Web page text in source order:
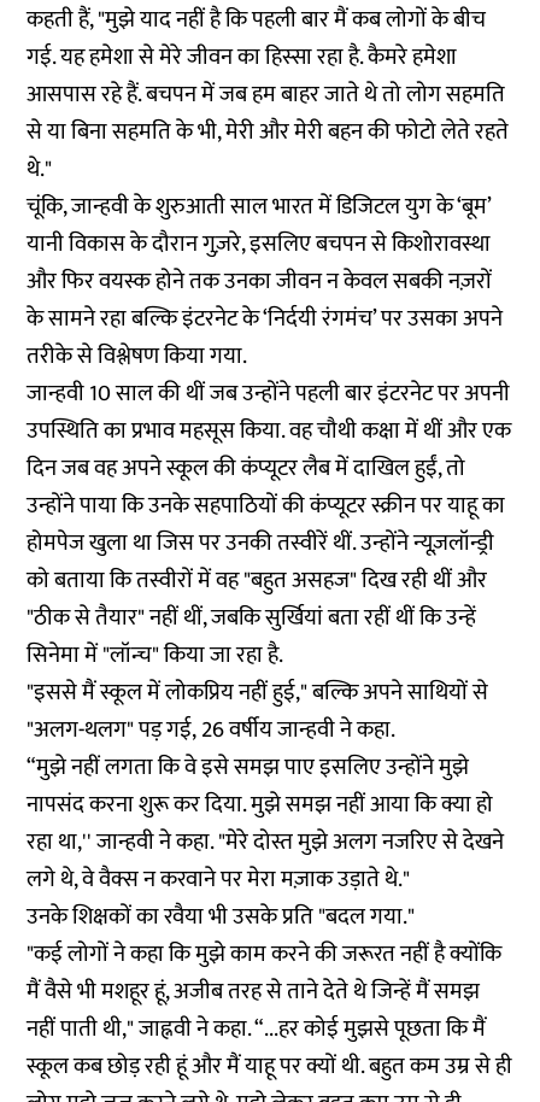
कहती हैं, "मुझे याद नहीं है कि पहली बार मैं कब लोगों के बीच
गई. यह हमेशा से मेरे जीवन का हिस्सा रहा है. कैमरे हमेशा
आसपास रहे हैं. बचपन में जब हम बाहर जाते थे तो लोग सहमति
से या बिना सहमति के भी, मेरी और मेरी बहन की फोटो लेते रहते
थे."
चूंकि, जान्हवी के शुरुआती साल भारत में डिजिटल युग के ‘बूम’
यानी विकास के दौरान गुज़रे, इसलिए बचपन से किशोरावस्था
और फिर वयस्क होने तक उनका जीवन न केवल सबकी नज़रों
के सामने रहा बल्कि इंटरनेट के ‘निर्दयी रंगमंच’ पर उसका अपने
तरीके से विश्लेषण किया गया.
जान्हवी 10 साल की थीं जब उन्होंने पहली बार इंटरनेट पर अपनी
उपस्थिति का प्रभाव महसूस किया. वह चौथी कक्षा में थीं और एक
दिन जब वह अपने स्कूल की कंप्यूटर लैब में दाखिल हुईं, तो
उन्होंने पाया कि उनके सहपाठियों की कंप्यूटर स्क्रीन पर याहू का
होमपेज खुला था जिस पर उनकी तस्वीरें थीं. उन्होंने न्यूज़लॉन्ड्री
को बताया कि तस्वीरों में वह "बहुत असहज" दिख रही थीं और
"ठीक से तैयार" नहीं थीं, जबकि सुर्खियां बता रहीं थीं कि उन्हें
सिनेमा में "लॉन्च" किया जा रहा है.
"इससे मैं स्कूल में लोकप्रिय नहीं हुई," बल्कि अपने साथियों से
"अलग-थलग" पड़ गई, 26 वर्षीय जान्हवी ने कहा.
“मुझे नहीं लगता कि वे इसे समझ पाए इसलिए उन्होंने मुझे
नापसंद करना शुरू कर दिया. मुझे समझ नहीं आया कि क्या हो
रहा था,'' जान्हवी ने कहा. "मेरे दोस्त मुझे अलग नजरिए से देखने
लगे थे, वे वैक्स न करवाने पर मेरा मज़ाक उड़ाते थे."
उनके शिक्षकों का रवैया भी उसके प्रति "बदल गया."
"कई लोगों ने कहा कि मुझे काम करने की जरूरत नहीं है क्योंकि
मैं वैसे भी मशहूर हूं, अजीब तरह से ताने देते थे जिन्हें मैं समझ
नहीं पाती थी," जाह्नवी ने कहा. “...हर कोई मुझसे पूछता कि मैं
स्कूल कब छोड़ रही हूं और मैं याहू पर क्यों थी. बहुत कम उम्र से ही